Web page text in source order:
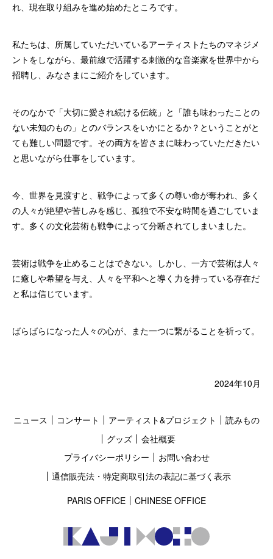
れ、現在取り組みを進め始めたところです。
私たちは、所属していただいているアーティストたちのマネジメ
ントをしながら、最前線で活躍する刺激的な音楽家を世界中から
招聘し、みなさまにご紹介をしています。
そのなかで「大切に愛され続ける伝統」と「誰も味わったことの
ない未知のもの」とのバランスをいかにとるか？ということがと
ても難しい問題です。その両方を皆さまに味わっていただきたい
と思いながら仕事をしています。
今、世界を見渡すと、戦争によって多くの尊い命が奪われ、多く
の人々が絶望や苦しみを感じ、孤独で不安な時間を過ごしていま
す。多くの文化芸術も戦争によって分断されてしまいました。
芸術は戦争を止めることはできない。しかし、一方で芸術は人々
に癒しや希望を与え、人々を平和へと導く力を持っている存在だ
と私は信じています。
ばらばらになった人々の心が、また一つに繋がることを祈って。
2024年10月
ニュース コンサート アーティスト&プロジェクト
読みもの
グッズ
会社概要
プライバシーポリシー
お問い合わせ
通信販売法・特定商取引法の表記に基づく表示
PARIS OFFICE
CHINESE OFFICE